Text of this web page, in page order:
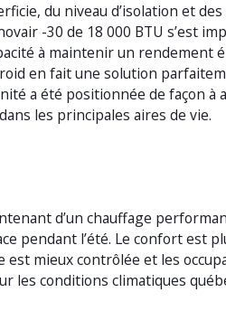
du niveau d’isolation et
-30 de 18 000 BTU s’est
à maintenir un rendement
en fait une solution
a été positionnée de façon à
les principales aires de vie.
d’un chauffage
pendant l’été. Le confort est
est mieux contrôlée et les
les conditions climatiques